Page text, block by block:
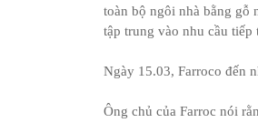
toàn bộ ngôi nhà bằng gỗ
tập trung vào nhu cầu tiếp
Ngày 15.03, Farroco đến
Ông chủ của Farroc nói